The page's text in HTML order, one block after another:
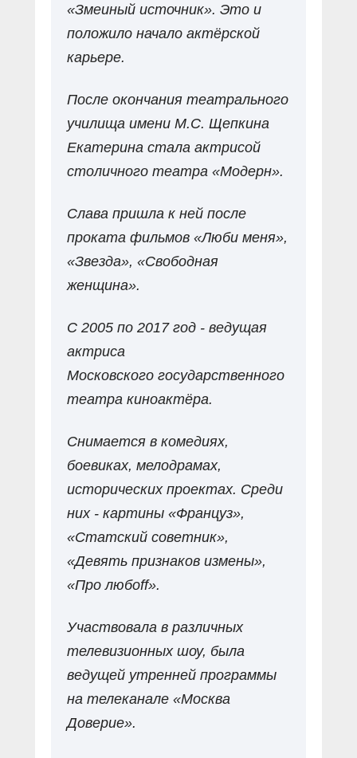
«Змеиный источник». Это и
положило начало актёрской
карьере.
После окончания театрального
училища имени М.С. Щепкина
Екатерина стала актрисой
столичного театра «Модерн».
Слава пришла к ней после
проката фильмов «Люби меня»,
«Звезда», «Свободная
женщина».
С 2005 по 2017 год - ведущая
актриса
Московского государственного
театра киноактёра.
Снимается в комедиях,
боевиках, мелодрамах,
исторических проектах. Среди
них - картины «Француз»,
«Статский советник»,
«Девять признаков измены»,
«Про любоff».
Участвовала в различных
телевизионных шоу, была
ведущей утренней программы
на телеканале «Москва
Доверие».